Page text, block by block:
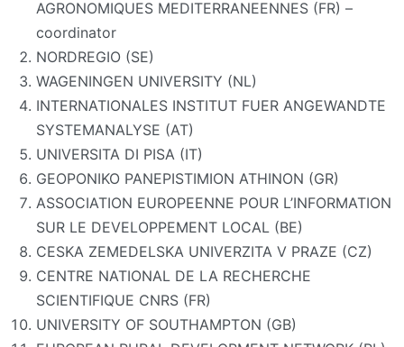
AGRONOMIQUES MEDITERRANEENNES (FR) –
coordinator
NORDREGIO (SE)
WAGENINGEN UNIVERSITY (NL)
INTERNATIONALES INSTITUT FUER ANGEWANDTE
SYSTEMANALYSE (AT)
UNIVERSITA DI PISA (IT)
GEOPONIKO PANEPISTIMION ATHINON (GR)
ASSOCIATION EUROPEENNE POUR L’INFORMATION
SUR LE DEVELOPPEMENT LOCAL (BE)
CESKA ZEMEDELSKA UNIVERZITA V PRAZE (CZ)
CENTRE NATIONAL DE LA RECHERCHE
SCIENTIFIQUE CNRS (FR)
UNIVERSITY OF SOUTHAMPTON (GB)